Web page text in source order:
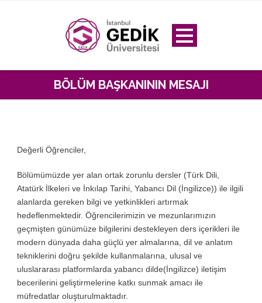
BÖLÜM BAŞKANININ MESAJI
Değerli Öğrenciler,
Bölümümüzde yer alan ortak zorunlu dersler (Türk Dili,
Atatürk İlkeleri ve İnkılap Tarihi, Yabancı Dil (İngilizce)) ile ilgili
alanlarda gereken bilgi ve yetkinlikleri artırmak
hedeflenmektedir. Öğrencilerimizin ve mezunlarımızın
geçmişten günümüze bilgilerini destekleyen ders içerikleri ile
modern dünyada daha güçlü yer almalarına, dil ve anlatım
tekniklerini doğru şekilde kullanmalarına, ulusal ve
uluslararası platformlarda yabancı dilde(İngilizce) iletişim
becerilerini geliştirmelerine katkı sunmak amacı ile
müfredatlar oluşturulmaktadır.